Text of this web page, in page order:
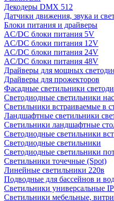
Декодеры DMX 512
Датчики движения, звука и
Блоки питания и драйверы
AC/DC блоки питания 5V
AC/DC блоки питания 12V
AC/DC блоки питания 24V
AC/DC блоки питания 48V
Драйверы для мощных
Драйверы для прожекторов
Фасадные светильники
Светодиодные светильники
Светильники встраиваемые в
Ландшафтные светильники
Светильники ландшафтные
Светодиодные светильники
Светодиодные светильники
Светодиодные светильники
Светильники точечные (Spot)
Линейные светильники 220в
Подводные для бассейнов и
Светильники универсальные
Светильники мебельные,